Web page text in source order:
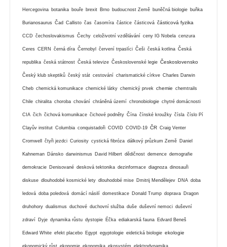
Hercegovina botanika bouře brexit Brno budoucnost Země buněčná biologie buňka
Burianosaurus Čad Callisto čas časomíra částice částicová částicová fyzika
CCD čechoslovakismus Čechy celoživotní vzdělávání ceny IG Nobela cenzura
Ceres CERN černá díra Černobyl červení trpaslíci Češi česká kotlina Česká
republika česká státnost Česká televize Československé legie Československo
Český klub skeptiků český stát cestování charismatické církve Charles Darwin
Cheb chemická komunikace chemické látky chemický prvek chemie chemtrails
Chile chiralita choroba chování chráněná území chronobiologie chytré domácnosti
CIA čich čichová komunikace čichové podněty Čína čínské kroužky čísla číslo Pí
Clayův institut Columbia conquistadoři COVID COVID-19 ČR Craig Venter
Cromwell čtyři jezdci Curiosity cystická fibróza dálkový průzkum Země Daniel
Kahneman Dánsko darwinismus David Hilbert dědičnost demence demografie
demokracie Denisované desková tektonika dezinformace diagnoza dinosauři
diskuse dlouhodobé kosmické lety dlouhodobé mise Dmitrij Mendělejev DNA doba
ledová doba poledová domácí násilí domestikace Donald Trump doprava Dragon
druhohory dualismus duchové duchovní služba duše duševní nemoci duševní
zdraví Dyje dynamika růstu dystopie Éčka ediakarská fauna Edvard Beneš
Edward White efekt placebo Egypt egyptologie eidetická biologie ekologie
ekonomický růst ekonomie ekonomika ekosystém elektrodynamika